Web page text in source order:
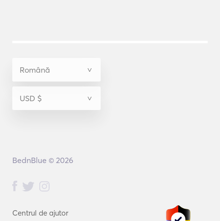
Centrul de ajutor
BednBlue © 2026